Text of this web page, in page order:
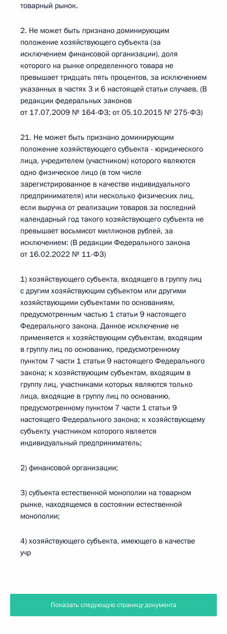
товарный рынок.
2. Не может быть признано доминирующим
положение хозяйствующего субъекта (за
исключением финансовой организации), доля
которого на рынке определенного товара не
превышает тридцать пять процентов, за исключением
указанных в частях 3 и 6 настоящей статьи случаев. (В
редакции федеральных законов
от 17.07.2009 № 164-ФЗ; от 05.10.2015 № 275-ФЗ)
21. Не может быть признано доминирующим
положение хозяйствующего субъекта - юридического
лица, учредителем (участником) которого являются
одно физическое лицо (в том числе
зарегистрированное в качестве индивидуального
предпринимателя) или несколько физических лиц,
если выручка от реализации товаров за последний
календарный год такого хозяйствующего субъекта не
превышает восьмисот миллионов рублей, за
исключением: (В редакции Федерального закона
от 16.02.2022 № 11-ФЗ)
1) хозяйствующего субъекта, входящего в группу лиц
с другим хозяйствующим субъектом или другими
хозяйствующими субъектами по основаниям,
предусмотренным частью 1 статьи 9 настоящего
Федерального закона. Данное исключение не
применяется к хозяйствующим субъектам, входящим
в группу лиц по основанию, предусмотренному
пунктом 7 части 1 статьи 9 настоящего Федерального
закона; к хозяйствующим субъектам, входящим в
группу лиц, участниками которых являются только
лица, входящие в группу лиц по основанию,
предусмотренному пунктом 7 части 1 статьи 9
настоящего Федерального закона; к хозяйствующему
субъекту, участником которого является
индивидуальный предприниматель;
2) финансовой организации;
3) субъекта естественной монополии на товарном
рынке, находящемся в состоянии естественной
монополии;
4) хозяйствующего субъекта, имеющего в качестве
учр
Показать следующую страницу документа